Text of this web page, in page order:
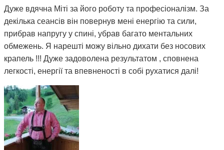
Дуже вдячна Міті за його роботу та професіоналізм. За
декілька сеансів він повернув мені енергію та сили,
прибрав напругу у спині, убрав багато ментальних
обмежень. Я нарешті можу вільно дихати без носових
крапель !!! Дуже задоволена результатом , сповнена
легкості, енергії та впевненості в собі рухатися далі!